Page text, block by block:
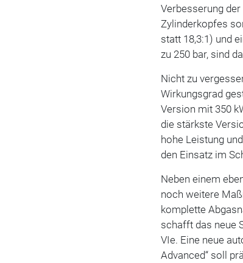
Verbesserung
Zylinderkopfes
statt 18,3:1) und
zu 250 bar, sind
Nicht zu
Wirkungsgrad
Version mit 350
die stärkste
hohe Leistung
den Einsatz im
Neben einem
noch weitere
komplette
schafft das neue
VIe. Eine neue
Advanced“ soll